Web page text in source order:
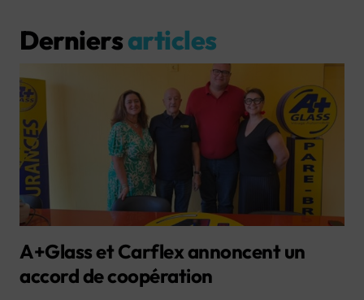
Derniersarticles
A+Glass et Carflex annoncent un
accord de coopération